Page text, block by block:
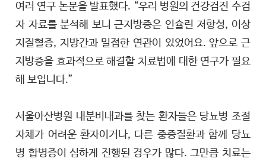
여러 연구 논문을 발표했다. “우리 병원의 건강검진 수검
자 자료를 분석해 보니 근지방증은 인슐린 저항성, 이상
지질혈증, 지방간과 밀접한 연관이 있었어요. 앞으로 근
지방증을 효과적으로 해결할 치료법에 대한 연구가 필요
해 보입니다.”
서울아산병원 내분비내과를 찾는 환자들은 당뇨병 조절
자체가 어려운 환자이거나, 다른 중증질환과 함께 당뇨
병 합병증이 심하게 진행된 경우가 많다. 그만큼 치료는